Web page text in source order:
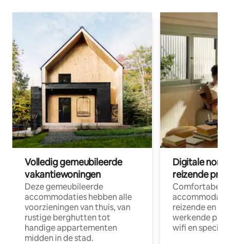
Volledig gemeubileerde
vakantiewoningen
Deze gemeubileerde
accommodaties hebben alle
voorzieningen van thuis, van
rustige berghutten tot
handige appartementen
midden in de stad.
Digitale
reizende
Comfortabele
reizende en
werkende
wifi en